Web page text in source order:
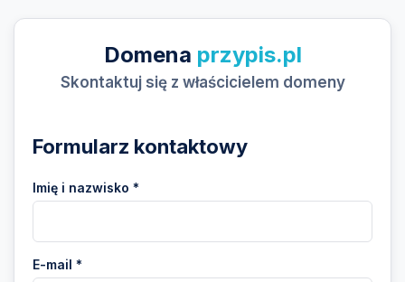
Domena przypis.pl
Skontaktuj się z właścicielem domeny
Formularz kontaktowy
Imię i nazwisko *
E-mail *